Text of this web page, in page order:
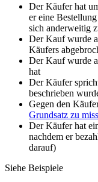
Der Käufer hat
er eine
sich anderweitig
Der Kauf wurde
Käufers
Der Kauf wurde
hat
Der Käufer
beschrieben
Gegen den
Grundsatz zu
Der Käufer hat
nachdem er
darauf)
Siehe Beispiele